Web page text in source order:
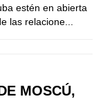
estén en abierta
las relacione...
MOSCÚ,